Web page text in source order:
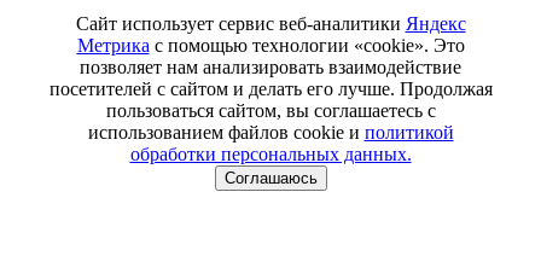
Сайт использует сервис веб-аналитики Яндекс
Метрика с помощью технологии «cookie». Это
позволяет нам анализировать взаимодействие
посетителей с сайтом и делать его лучше. Продолжая
пользоваться сайтом, вы соглашаетесь с
использованием файлов cookie и политикой
обработки персональных данных.
Соглашаюсь